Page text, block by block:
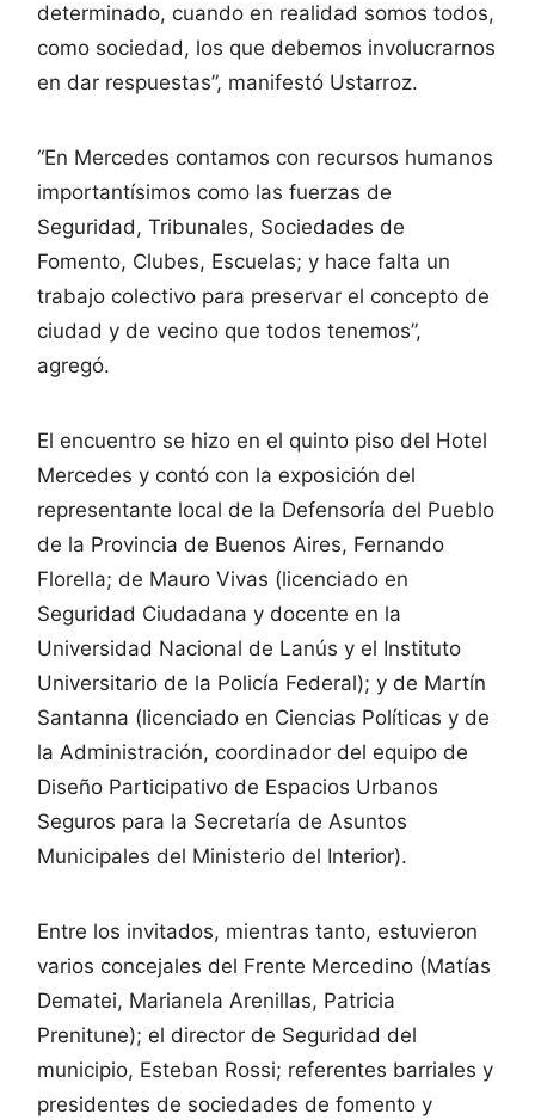
determinado, cuando en realidad somos todos,
como sociedad, los que debemos involucrarnos
en dar respuestas”, manifestó Ustarroz.
“En Mercedes contamos con recursos humanos
importantísimos como las fuerzas de
Seguridad, Tribunales, Sociedades de
Fomento, Clubes, Escuelas; y hace falta un
trabajo colectivo para preservar el concepto de
ciudad y de vecino que todos tenemos”,
agregó.
El encuentro se hizo en el quinto piso del Hotel
Mercedes y contó con la exposición del
representante local de la Defensoría del Pueblo
de la Provincia de Buenos Aires, Fernando
Florella; de Mauro Vivas (licenciado en
Seguridad Ciudadana y docente en la
Universidad Nacional de Lanús y el Instituto
Universitario de la Policía Federal); y de Martín
Santanna (licenciado en Ciencias Políticas y de
la Administración, coordinador del equipo de
Diseño Participativo de Espacios Urbanos
Seguros para la Secretaría de Asuntos
Municipales del Ministerio del Interior).
Entre los invitados, mientras tanto, estuvieron
varios concejales del Frente Mercedino (Matías
Dematei, Marianela Arenillas, Patricia
Prenitune); el director de Seguridad del
municipio, Esteban Rossi; referentes barriales y
presidentes de sociedades de fomento y